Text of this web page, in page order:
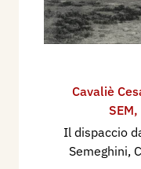
Cavaliè
SEM,
Il dispaccio
Semeghini,